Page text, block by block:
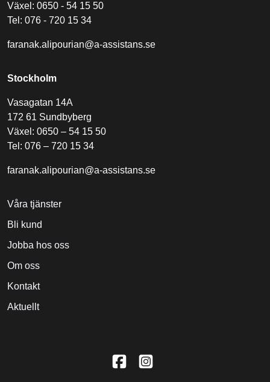
Växel: 0650 - 54 15 50
Tel: 076 - 720 15 34
faranak.alipourian@a-assistans.se
Stockholm
Vasagatan 14A
172 61 Sundbyberg
Växel: 0650 – 54 15 50
Tel: 076 – 720 15 34
faranak.alipourian@a-assistans.se
Våra tjänster
Bli kund
Jobba hos oss
Om oss
Kontakt
Aktuellt